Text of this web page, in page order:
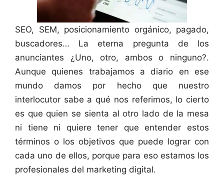
SEO, SEM, posicionamiento orgánico, pagado,
buscadores… La eterna pregunta de los
anunciantes ¿Uno, otro, ambos o ninguno?.
Aunque quienes trabajamos a diario en ese
mundo damos por hecho que nuestro
interlocutor sabe a qué nos referimos, lo cierto
es que quien se sienta al otro lado de la mesa
ni tiene ni quiere tener que entender estos
términos o los objetivos que puede lograr con
cada uno de ellos, porque para eso estamos los
profesionales del marketing digital.